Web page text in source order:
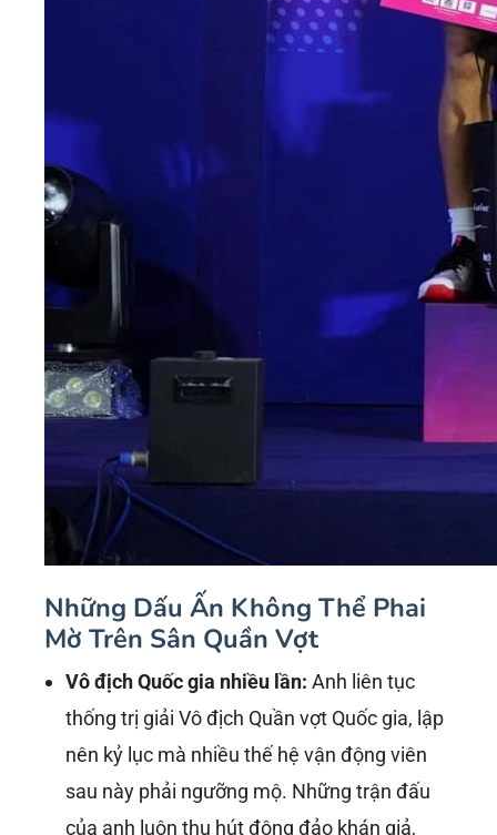
Những Dấu Ấn Không Thể Phai
Mờ Trên Sân Quần Vợt
Vô địch Quốc gia nhiều lần: Anh liên tục
thống trị giải Vô địch Quần vợt Quốc gia, lập
nên kỷ lục mà nhiều thế hệ vận động viên
sau này phải ngưỡng mộ. Những trận đấu
của anh luôn thu hút đông đảo khán giả,